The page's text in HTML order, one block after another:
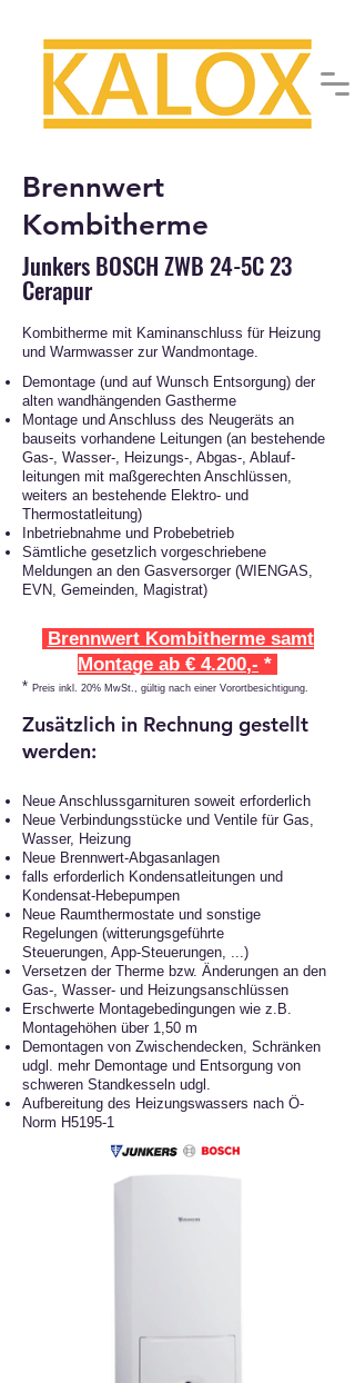
Brennwert
Kombitherme
Junkers BOSCH ZWB 24-5C 23
Cerapur
Kombitherme mit Kaminanschluss für Heizung
und Warmwasser zur Wandmontage.
Demontage (und auf Wunsch Entsorgung) der
alten wand­hängenden Gas­therme
Montage und An­schluss des Neu­geräts an
bauseits vorhandene Leitungen (an bestehende
Gas-, Wasser-, Heizungs-, Abgas-, Ablauf­
leitungen mit maßgerechten Anschlüssen,
weiters an bestehende Elektro- und
Thermostatleitung)
Inbetriebnahme und Probebetrieb
Sämtliche gesetzlich vorgeschriebene
Meldungen an den Gasversorger (WIENGAS,
EVN, Gemeinden, Magistrat)
Brennwert Kombitherme samt
Montage ab € 4.200,- *
* Preis inkl. 20% MwSt., gültig nach einer Vorortbesichtigung.
Zusätzlich in Rechnung gestellt
werden:
Neue Anschlussgarnituren soweit erforderlich
Neue Verbindungsstücke und Ventile für Gas,
Wasser, Heizung
Neue Brennwert-Abgasanlagen
falls erforderlich Kondensatleitungen und
Kondensat-Hebepumpen
Neue Raumthermostate und sonstige
Regelungen (witterungsgeführte
Steuerungen, App-Steuerungen, ...)
Versetzen der Therme bzw. Änderungen an den
Gas-, Wasser- und Heizungsanschlüssen
Erschwerte Montagebedingungen wie z.B.
Montagehöhen über 1,50 m
Demontagen von Zwischendecken, Schränken
udgl. mehr Demontage und Entsorgung von
schweren Standkesseln udgl.
Aufbereitung des Heizungswassers nach Ö-
Norm H5195-1